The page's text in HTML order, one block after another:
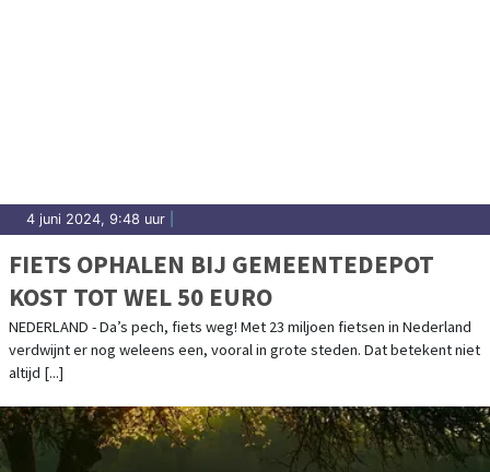
4 juni 2024, 9:48 uur
FIETS OPHALEN BIJ GEMEENTEDEPOT
KOST TOT WEL 50 EURO
NEDERLAND - Da’s pech, fiets weg! Met 23 miljoen fietsen in Nederland
verdwijnt er nog weleens een, vooral in grote steden. Dat betekent niet
altijd [...]